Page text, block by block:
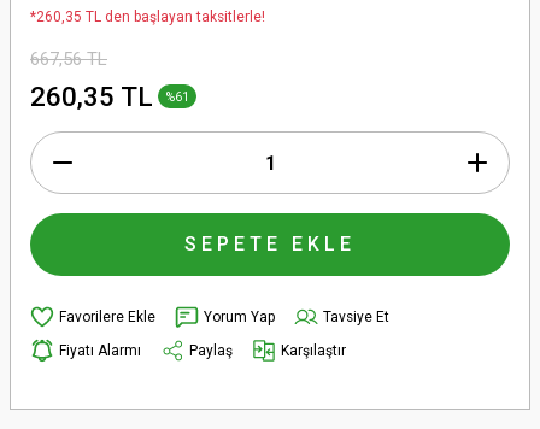
*260,35 TL den başlayan taksitlerle!
667,56 TL
260,35 TL %61
SEPETE EKLE
Yorum Yap
Tavsiye Et
Fiyatı Alarmı
Paylaş Karşılaştır